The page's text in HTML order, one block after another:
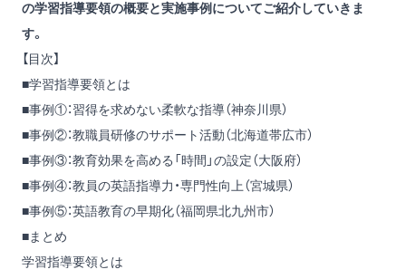
の学習指導要領の概要と実施事例についてご紹介していきま
す。
【目次】
■学習指導要領とは
■事例①：習得を求めない柔軟な指導（神奈川県）
■事例②：教職員研修のサポート活動（北海道帯広市）
■事例③：教育効果を高める「時間」の設定（大阪府）
■事例④：教員の英語指導力・専門性向上（宮城県）
■事例⑤：英語教育の早期化（福岡県北九州市）
■まとめ
学習指導要領とは